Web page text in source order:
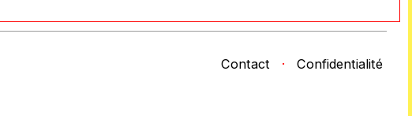
Contact · Confidentialité